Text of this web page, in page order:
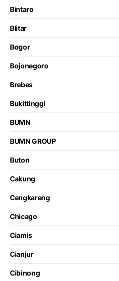
Bintaro
Blitar
Bogor
Bojonegoro
Brebes
Bukittinggi
BUMN
BUMN GROUP
Buton
Cakung
Cengkareng
Chicago
Ciamis
Cianjur
Cibinong